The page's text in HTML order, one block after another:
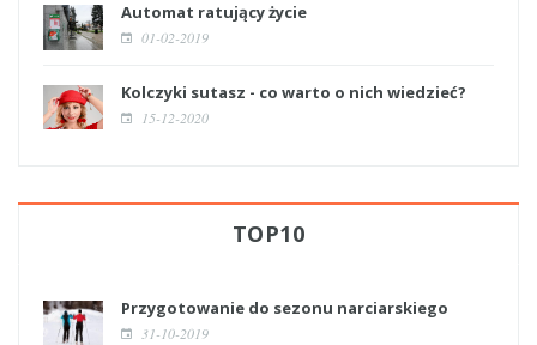
Automat ratujący życie
01-02-2019
Kolczyki sutasz - co warto o nich wiedzieć?
15-12-2020
TOP10
Przygotowanie do sezonu narciarskiego
31-10-2019